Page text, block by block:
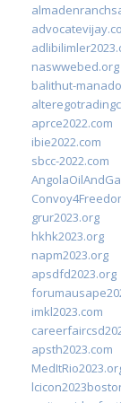
naswwebed.org
balithut-
aprce2022.com
ibie2022.com
sbcc-2022.com
grur2023.org
hkhk2023.org
napm2023.org
apsdfd2023.org
imkl2023.com
apsth2023.com